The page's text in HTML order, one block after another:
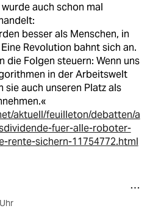
auch schon mal
besser als Menschen, in
Revolution bahnt sich an.
die Folgen steuern: Wenn uns
in der Arbeitswelt
sie auch unseren Platz als
aktuell/feuilleton/debatten/a
fuer-alle-roboter-
rente-sichern-11754772.html